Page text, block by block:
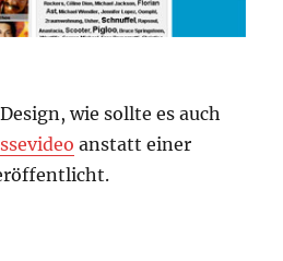
wie sollte es auch
anstatt einer